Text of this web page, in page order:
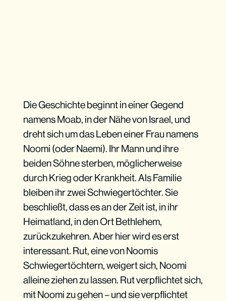
Die Geschichte beginnt in einer Gegend
namens Moab, in der Nähe von Israel, und
dreht sich um das Leben einer Frau namens
Noomi (oder Naemi). Ihr Mann und ihre
beiden Söhne sterben, möglicherweise
durch Krieg oder Krankheit. Als Familie
bleiben ihr zwei Schwiegertöchter. Sie
beschließt, dass es an der Zeit ist, in ihr
Heimatland, in den Ort Bethlehem,
zurückzukehren. Aber hier wird es erst
interessant. Rut, eine von Noomis
Schwiegertöchtern, weigert sich, Noomi
alleine ziehen zu lassen. Rut verpflichtet sich,
mit Noomi zu gehen – und sie verpflichtet